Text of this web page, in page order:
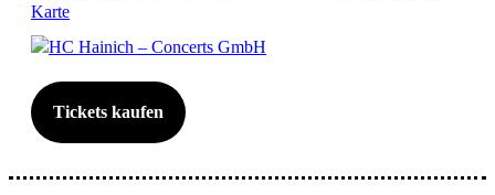
Karte
HC Hainich – Concerts GmbH
Tickets kaufen